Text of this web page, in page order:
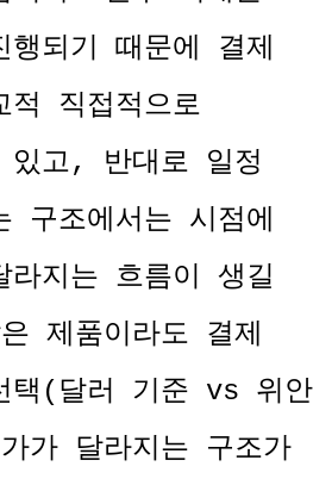
되기 때문에 결제
직접적으로
있고, 반대로 일정
구조에서는 시점에
지는 흐름이 생길
제품이라도 결제
택(달러 기준 vs 위안
가 달라지는 구조가